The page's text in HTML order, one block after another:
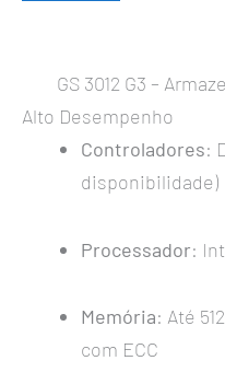
GS 3012 G3 –
Alto Desempenho
Controladores:
disponibilidade)
Processador:
Memória: Até
com ECC